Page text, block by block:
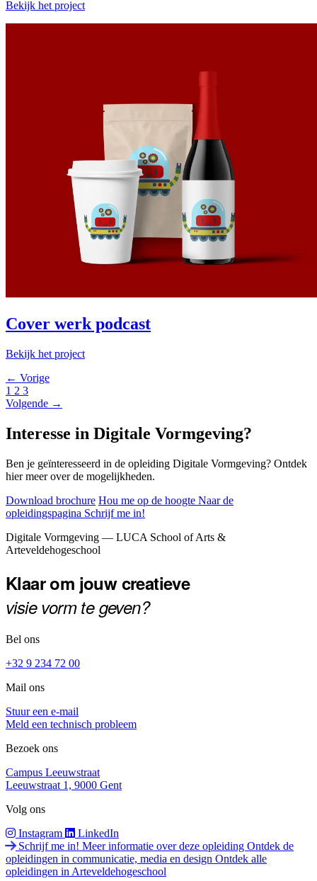
Bekijk het project
Cover werk podcast
Bekijk het project
← Vorige
1 2 3
Volgende →
Interesse in Digitale Vormgeving?
Ben je geïnteresseerd in de opleiding Digitale Vormgeving? Ontdek
hier meer over de mogelijkheden.
Download brochure Hou me op de hoogte Naar de
opleidingspagina Schrijf me in!
Footer
Digitale Vormgeving — LUCA School of Arts &
Arteveldehogeschool
Klaar om jouw creatieve
visie vorm te geven?
Bel ons
+32 9 234 72 00
Mail ons
Stuur een e-mail
Meld een technisch probleem
Bezoek ons
Campus Leeuwstraat
Leeuwstraat 1, 9000 Gent
Volg ons
Instagram
LinkedIn
Schrijf me in! Meer informatie over deze opleiding Ontdek de
opleidingen in communicatie, media en design Ontdek alle
opleidingen in Arteveldehogeschool